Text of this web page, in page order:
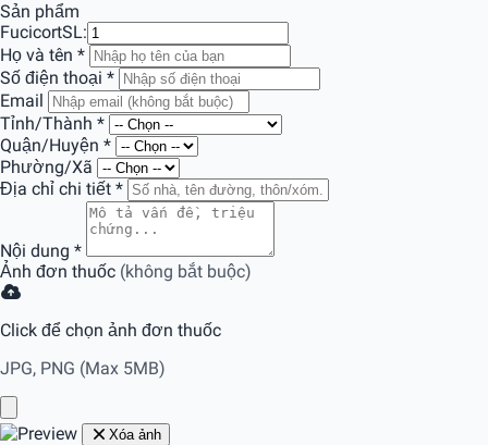
Sản phẩm
FucicortSL:
Họ và tên *
Số điện thoại *
Email
Tỉnh/Thành *
Quận/Huyện *
Phường/Xã
Địa chỉ chi tiết *
Nội dung *
Ảnh đơn thuốc (không bắt buộc)
Click để chọn ảnh đơn thuốc
JPG, PNG (Max 5MB)
Xóa ảnh